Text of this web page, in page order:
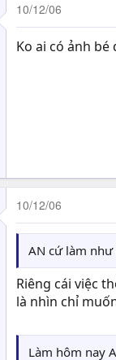
10/12/06
Ko ai có ảnh
10/12/06
AN cứ làm
Riêng cái việc
là nhìn chỉ
Làm hôm nay